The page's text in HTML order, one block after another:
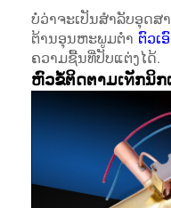
ບໍ່ວ່າຈະເປັນສຳລັບອຸດ
ຕ້ານອຸນຫະພູມຕ່ຳ ຕົວເ
ຄວາມຊື້ນທີ່ປັບແຕ່ງໄດ້.
ຫົວຂໍ້ຕິດຕາມເทັກນິກ